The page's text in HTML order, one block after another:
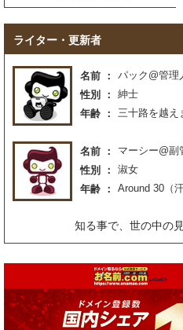
ライター・更新者
名前
パック@管理
性別
紳士
年齢
三十路を越
名前
マーシー@副
性別
淑女
年齢
Around 30（
知る事で、世の中の